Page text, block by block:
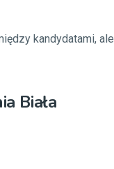
kandydatami, ale
Biała